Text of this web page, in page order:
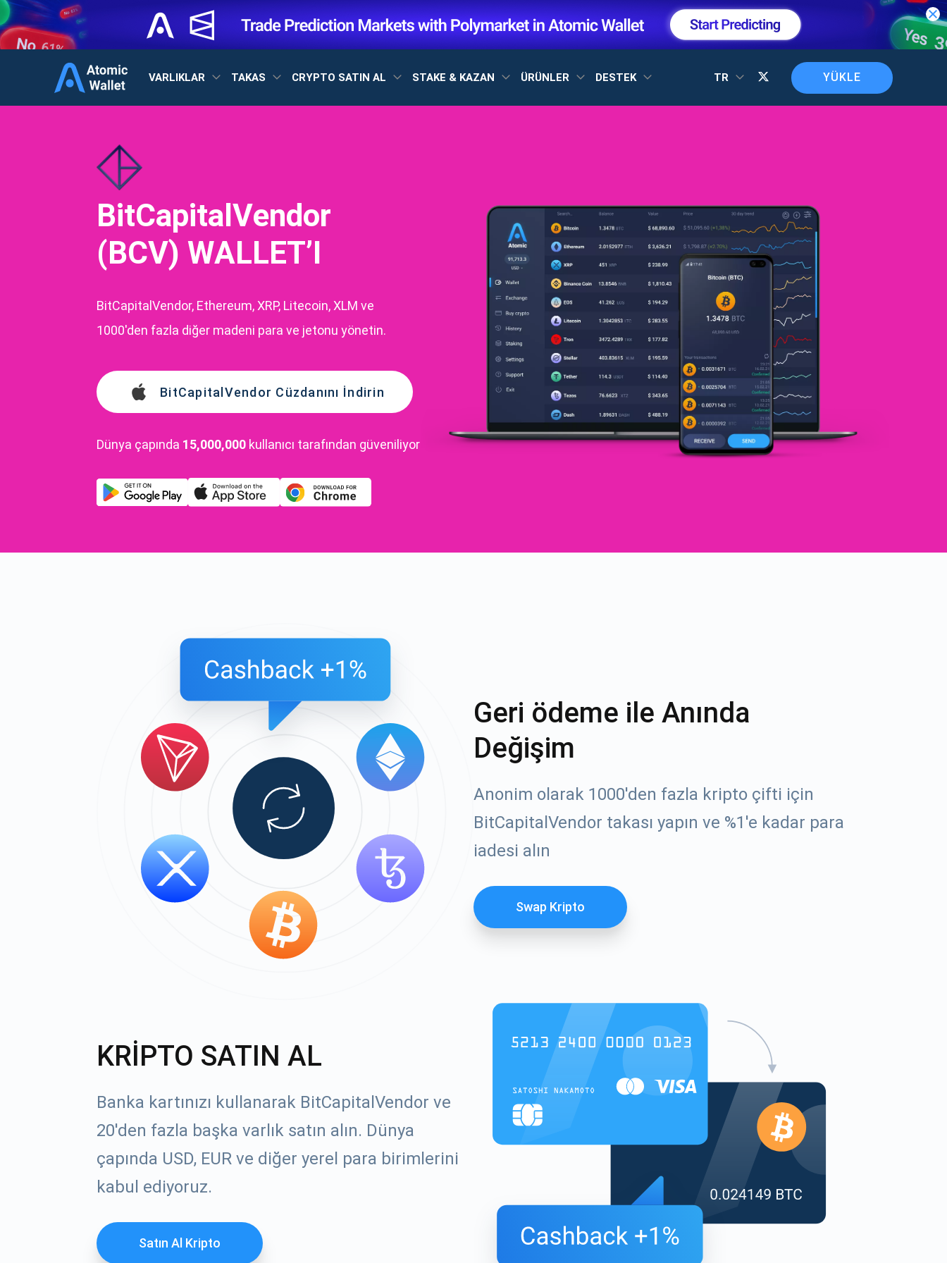
VARLIKLAR TAKAS CRYPTO SATIN AL STAKE & KAZAN ÜRÜNLER DESTEK TR YÜKLE
BitCapitalVendor
(BCV) WALLET’I
BitCapitalVendor, Ethereum, XRP, Litecoin, XLM ve
1000'den fazla diğer madeni para ve jetonu yönetin.
BitCapitalVendor Cüzdanını İndirin
Dünya çapında 15,000,000 kullanıcı tarafından güveniliyor
Geri ödeme ile Anında
Değişim
Anonim olarak 1000'den fazla kripto çifti için
BitCapitalVendor takası yapın ve %1'e kadar para
iadesi alın
Swap Kripto
KRİPTO SATIN AL
Banka kartınızı kullanarak BitCapitalVendor ve
20'den fazla başka varlık satın alın. Dünya
çapında USD, EUR ve diğer yerel para birimlerini
kabul ediyoruz.
Satın Al Kripto